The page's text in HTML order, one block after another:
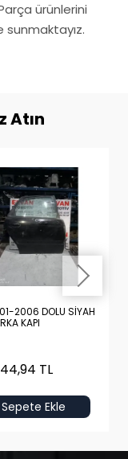
ürünlerini
Atın
2006 DOLU SİYAH
KAPI
TL
Sepete Ekle